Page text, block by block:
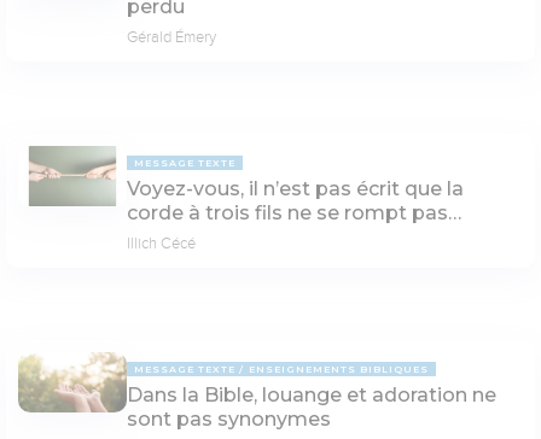
perdu
Gérald Émery
MESSAGE TEXTE
Voyez-vous, il n’est pas écrit que la
corde à trois fils ne se rompt pas…
Illich Cécé
MESSAGE TEXTE ENSEIGNEMENTS BIBLIQUES
Dans la Bible, louange et adoration ne
sont pas synonymes